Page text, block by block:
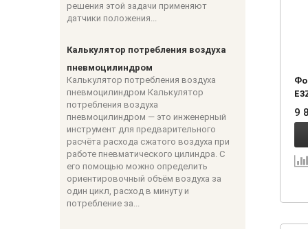
решения этой задачи применяют
датчики положения...
Калькулятор потребления воздуха
пневмоцилиндром
Калькулятор потребления воздуха
пневмоцилиндром Калькулятор
потребления воздуха
пневмоцилиндром — это инженерный
инструмент для предварительного
расчёта расхода сжатого воздуха при
работе пневматического цилиндра. С
его помощью можно определить
ориентировочный объём воздуха за
один цикл, расход в минуту и
потребление за...
9